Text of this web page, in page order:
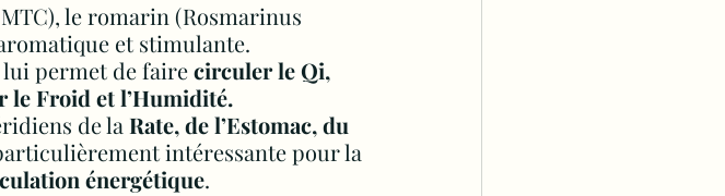
le romarin (Rosmarinus
et stimulante.
lui permet de faire circuler le Qi,
le Froid et l’Humidité.
de la Rate, de l’Estomac, du
intéressante pour la
énergétique.